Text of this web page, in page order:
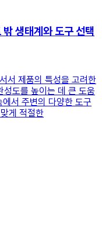
생태계와 도구 선택
서 제품의 특성을 고려한
도를 높이는 데 큰 도움
서 주변의 다양한 도구
게 적절한